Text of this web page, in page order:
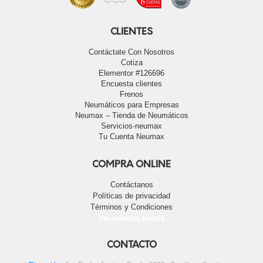
CLIENTES
Contáctate Con Nosotros
Cotiza
Elementor #126696
Encuesta clientes
Frenos
Neumáticos para Empresas
Neumax – Tienda de Neumáticos
Servicios-neumax
Tu Cuenta Neumax
COMPRA ONLINE
Contáctanos
Políticas de privacidad
Términos y Condiciones
CONTACTO